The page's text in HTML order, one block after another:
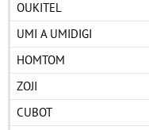
OUKITEL
UMI A UMIDIGI
HOMTOM
ZOJI
CUBOT